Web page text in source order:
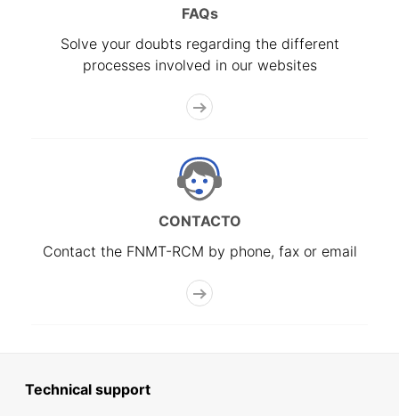
FAQs
Solve your doubts regarding the different
processes involved in our websites
CONTACTO
Contact the FNMT-RCM by phone, fax or email
Technical support